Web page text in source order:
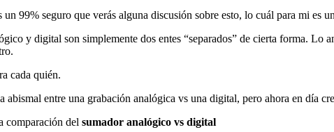
99% seguro que verás alguna discusión sobre esto, lo cuál para mi es
y digital son simplemente dos entes “separados” de cierta forma.
cada quién.
entre una grabación analógica vs una digital, pero ahora en día
comparación del sumador analógico vs digital